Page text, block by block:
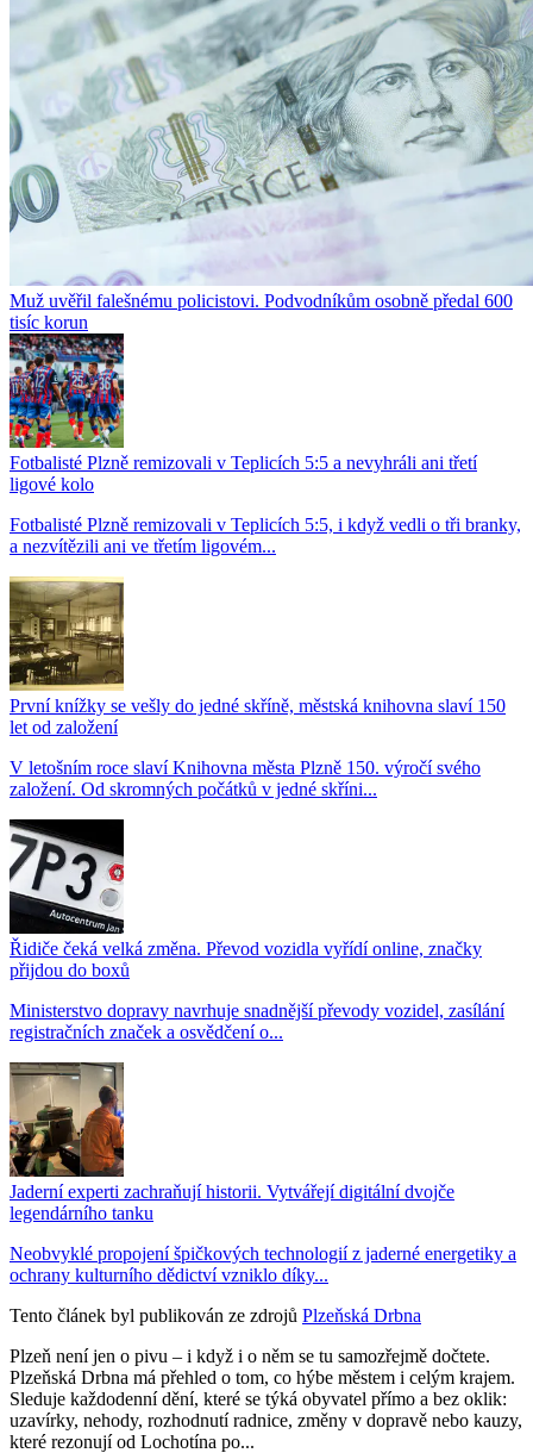
Muž uvěřil falešnému policistovi. Podvodníkům osobně předal 600
tisíc korun
Fotbalisté Plzně remizovali v Teplicích 5:5 a nevyhráli ani třetí
ligové kolo
Fotbalisté Plzně remizovali v Teplicích 5:5, i když vedli o tři branky,
a nezvítězili ani ve třetím ligovém...
První knížky se vešly do jedné skříně, městská knihovna slaví 150
let od založení
V letošním roce slaví Knihovna města Plzně 150. výročí svého
založení. Od skromných počátků v jedné skříni...
Řidiče čeká velká změna. Převod vozidla vyřídí online, značky
přijdou do boxů
Ministerstvo dopravy navrhuje snadnější převody vozidel, zasílání
registračních značek a osvědčení o...
Jaderní experti zachraňují historii. Vytvářejí digitální dvojče
legendárního tanku
Neobvyklé propojení špičkových technologií z jaderné energetiky a
ochrany kulturního dědictví vzniklo díky...
Tento článek byl publikován ze zdrojů Plzeňská Drbna
Plzeň není jen o pivu – i když i o něm se tu samozřejmě dočtete.
Plzeňská Drbna má přehled o tom, co hýbe městem i celým krajem.
Sleduje každodenní dění, které se týká obyvatel přímo a bez oklik:
uzavírky, nehody, rozhodnutí radnice, změny v dopravě nebo kauzy,
které rezonují od Lochotína po...